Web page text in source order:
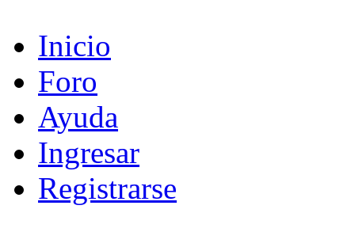
Inicio
Foro
Ayuda
Ingresar
Registrarse